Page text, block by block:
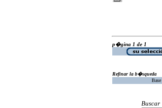
p�gina 1 de 1
Refinar la b�squeda
Buscar